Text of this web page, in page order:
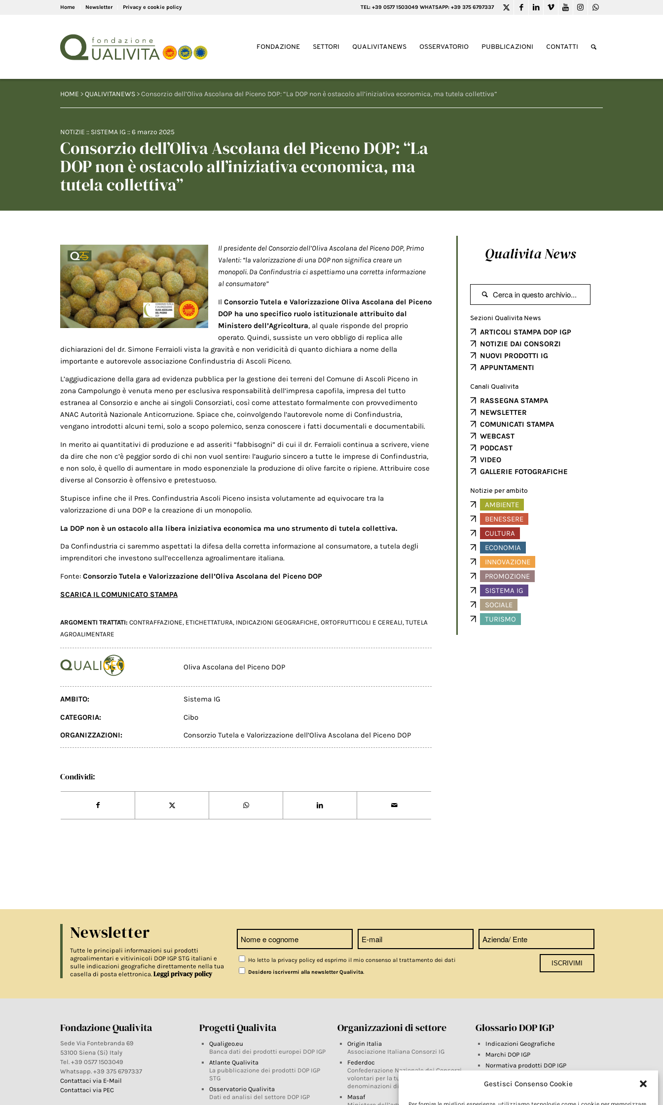
Gestisci Consenso Cookie
Home Newsletter Privacy e cookie policy TEL: +39 0577 1503049 WHATSAPP: +39 375 6797337
FONDAZIONE SETTORI QUALIVITANEWS OSSERVATORIO PUBBLICAZIONI CONTATTI
HOME >QUALIVITANEWS > Consorzio dell’Oliva Ascolana del Piceno DOP: “La DOP non è ostacolo all’iniziativa economica, ma tutela collettiva”
NOTIZIE :: SISTEMA IG ::6 marzo 2025
Consorzio dell’Oliva Ascolana del Piceno DOP: “La
DOP non è ostacolo all’iniziativa economica, ma
tutela collettiva”
Il presidente del Consorzio dell’Oliva Ascolana del Piceno DOP, Primo
Valenti: “la valorizzazione di una DOP non significa creare un
monopoli. Da Confindustria ci aspettiamo una corretta informazione
al consumatore”
Il Consorzio Tutela e Valorizzazione Oliva Ascolana del Piceno
DOP ha uno specifico ruolo istituzionale attribuito dal
Ministero dell’Agricoltura, al quale risponde del proprio
operato. Quindi, sussiste un vero obbligo di replica alle
dichiarazioni del dr. Simone Ferraioli vista la gravità e non veridicità di quanto dichiara a nome della
importante e autorevole associazione Confindustria di Ascoli Piceno.
L’aggiudicazione della gara ad evidenza pubblica per la gestione dei terreni del Comune di Ascoli Piceno in
zona Campolungo è venuta meno per esclusiva responsabilità dell’impresa capofila, impresa del tutto
estranea al Consorzio e anche ai singoli Consorziati, così come attestato formalmente con provvedimento
ANAC Autorità Nazionale Anticorruzione. Spiace che, coinvolgendo l’autorevole nome di Confindustria,
vengano introdotti alcuni temi, solo a scopo polemico, senza conoscere i fatti documentali e documentabili.
In merito ai quantitativi di produzione e ad asseriti “fabbisogni” di cui il dr. Ferraioli continua a scrivere, viene
da dire che non c’è peggior sordo di chi non vuol sentire: l’augurio sincero a tutte le imprese di Confindustria,
e non solo, è quello di aumentare in modo esponenziale la produzione di olive farcite o ripiene. Attribuire cose
diverse al Consorzio è offensivo e pretestuoso.
Stupisce infine che il Pres. Confindustria Ascoli Piceno insista volutamente ad equivocare tra la
valorizzazione di una DOP e la creazione di un monopolio.
La DOP non è un ostacolo alla libera iniziativa economica ma uno strumento di tutela collettiva.
Da Confindustria ci saremmo aspettati la difesa della corretta informazione al consumatore, a tutela degli
imprenditori che investono sull’eccellenza agroalimentare italiana.
Fonte: Consorzio Tutela e Valorizzazione dell’Oliva Ascolana del Piceno DOP
SCARICA IL COMUNICATO STAMPA
ARGOMENTI TRATTATI: CONTRAFFAZIONE, ETICHETTATURA, INDICAZIONI GEOGRAFICHE, ORTOFRUTTICOLI E CEREALI, TUTELA
AGROALIMENTARE
Oliva Ascolana del Piceno DOP
AMBITO: Sistema IG
CATEGORIA: Cibo
ORGANIZZAZIONI: Consorzio Tutela e Valorizzazione dell’Oliva Ascolana del Piceno DOP
Condividi:
Qualivita News

Sezioni Qualivita News
ARTICOLI STAMPA DOP IGP
NOTIZIE DAI CONSORZI
NUOVI PRODOTTI IG
APPUNTAMENTI
Canali Qualivita
RASSEGNA STAMPA
NEWSLETTER
COMUNICATI STAMPA
WEBCAST
PODCAST
VIDEO
GALLERIE FOTOGRAFICHE
Notizie per ambito
AMBIENTE
BENESSERE
CULTURA
ECONOMIA
INNOVAZIONE
PROMOZIONE
SISTEMA IG
SOCIALE
TURISMO
Newsletter
Tutte le principali informazioni sui prodotti
agroalimentari e vitivinicoli DOP IGP STG italiani e
sulle indicazioni geografiche direttamente nella tua
casella di posta elettronica. Leggi privacy policy
Ho letto la privacy policy ed esprimo il mio consenso al trattamento dei dati
Desidero iscrivermi alla newsletter Qualivita.
Fondazione Qualivita
Sede Via Fontebranda 69
53100 Siena (Si) Italy
Tel. +39 0577 1503049
Whatsapp. +39 375 6797337
Contattaci via E-Mail
Contattaci via PEC
Progetti Qualivita
Qualigeo.eu
Banca dati dei prodotti europei DOP IGP
Atlante Qualivita
La pubblicazione dei prodotti DOP IGP
STG
Osservatorio Qualivita
Dati ed analisi del settore DOP IGP
Organizzazioni di settore
Origin Italia
Associazione Italiana Consorzi IG
Federdoc
Confederazione Nazionale dei Consorzi
volontari per la tutela delle
denominazioni di origine
Masaf
Glossario DOP IGP
Indicazioni Geografiche
Marchi DOP IGP
Normativa prodotti DOP IGP
Farm To Fork e prodotti DOP IGP